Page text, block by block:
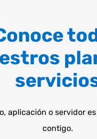
aplicación o servidor
contigo.